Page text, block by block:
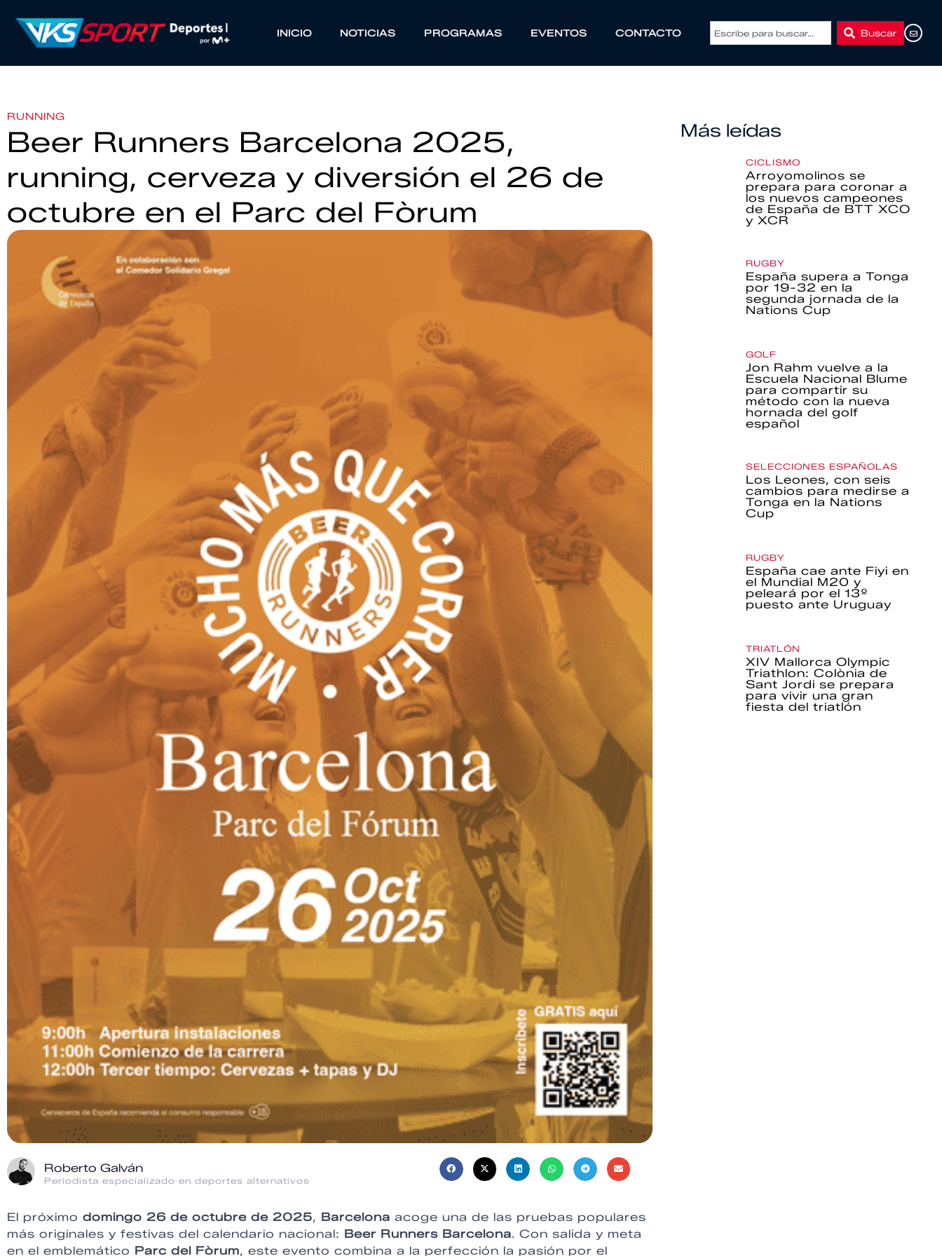
INICIO NOTICIAS PROGRAMAS EVENTOS CONTACTO Buscar
RUNNING
Beer Runners Barcelona 2025,
running, cerveza y diversión el 26 de
octubre en el Parc del Fòrum
Roberto Galván
Periodista especializado en deportes alternativos
El próximo domingo 26 de octubre de 2025, Barcelona acoge una de las pruebas populares
más originales y festivas del calendario nacional: Beer Runners Barcelona. Con salida y meta
en el emblemático Parc del Fòrum, este evento combina a la perfección la pasión por el
Más leídas
CICLISMO
Arroyomolinos se
prepara para coronar a
los nuevos campeones
de España de BTT XCO
y XCR
RUGBY
España supera a Tonga
por 19-32 en la
segunda jornada de la
Nations Cup
GOLF
Jon Rahm vuelve a la
Escuela Nacional Blume
para compartir su
método con la nueva
hornada del golf
español
SELECCIONES ESPAÑOLAS
Los Leones, con seis
cambios para medirse a
Tonga en la Nations
Cup
RUGBY
España cae ante Fiyi en
el Mundial M20 y
peleará por el 13º
puesto ante Uruguay
TRIATLÓN
XIV Mallorca Olympic
Triathlon: Colònia de
Sant Jordi se prepara
para vivir una gran
fiesta del triatlón